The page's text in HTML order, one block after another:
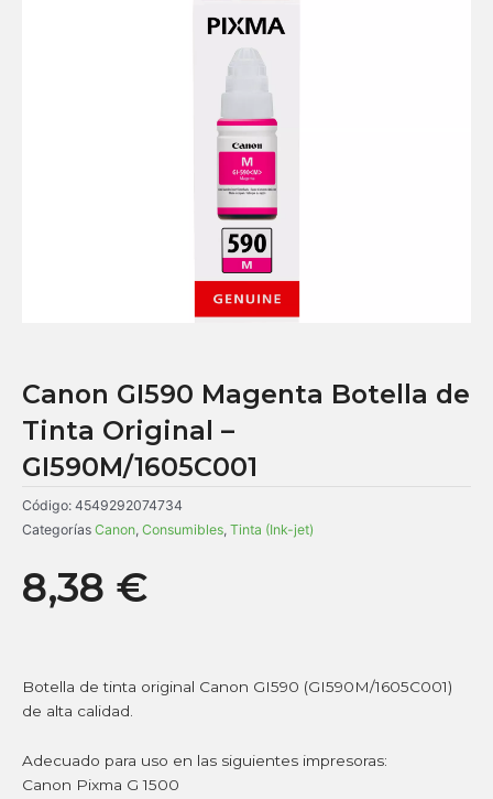
Canon GI590 Magenta Botella de
Tinta Original –
GI590M/1605C001
Código: 4549292074734
Categorías Canon, Consumibles, Tinta (Ink-jet)
8,38 €
Botella de tinta original Canon GI590 (GI590M/1605C001)
de alta calidad.
Adecuado para uso en las siguientes impresoras:
Canon Pixma G 1500